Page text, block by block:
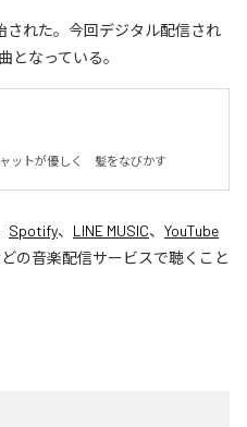
された。今回デジタル配信され
となっている。
ットが優しく　髪をなびかす
Spotify、 LINE MUSIC、 YouTube
の音楽配信サービスで聴くこと